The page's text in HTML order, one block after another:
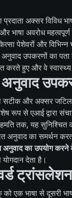
अक्सर विविध
भाषा अवरोध
पेशेवरों और विभिन्न
उपकरणों का
करते हुए और वे
अनुवाद
सटीक और अक्सर जटिल
रूप से एआई द्वारा
तक, यह सुनिश्चित
अनुवाद का समर्थन
अनुवाद का उपयोग करने
देता है।
एक भाषा से दूसरी